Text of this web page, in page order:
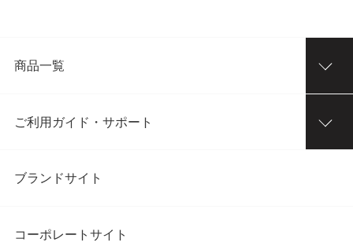
商品一覧
ご利用ガイド・サポート
ブランドサイト
コーポレートサイト